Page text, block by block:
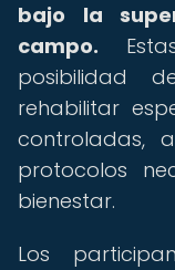
bajo la
campo.
posibilidad
rehabilitar
controladas,
protocolos
bienestar.
Los